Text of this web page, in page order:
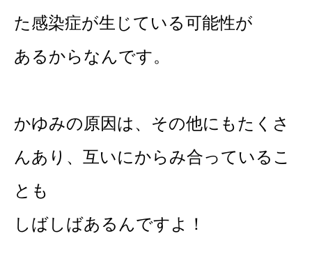
た感染症が生じている可能性が
あるからなんです。
かゆみの原因は、その他にもたくさ
んあり、互いにからみ合っているこ
とも
しばしばあるんですよ！